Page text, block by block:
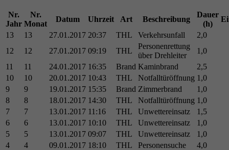
Nr.
Jahr
Nr.
Monat
Datum Uhrzeit Art Beschreibung
Dauer
(h)
13
13 27.01.2017 20:37 THL Verkehrsunfall
2,0
12
12 27.01.2017 09:19 THL
Personenrettung
über Drehleiter
1,0
11
11 24.01.2017 16:35 Brand Kaminbrand
2,5
10
10 20.01.2017 10:43 THL Notfalltüröffnung 1,0
9
9 19.01.2017 15:35 Brand Zimmerbrand
1,0
8
8 18.01.2017 14:30 THL Notfalltüröffnung 1,0
7
7 13.01.2017 11:16 THL Unwettereinsatz
1,5
6
6 13.01.2017 10:10 THL Unwettereinsatz
1,0
5
5 13.01.2017 09:07 THL Unwettereinsatz
1,0
4
4 09.01.2017 18:10 THL Personensuche
4,0